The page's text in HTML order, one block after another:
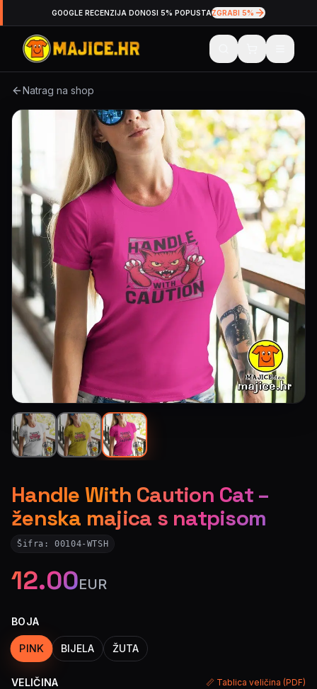
GOOGLE RECENZIJA DONOSI 5% POPUSTAZGRABI 5%
Natrag na shop
Handle With Caution Cat –
ženska majica s natpisom
Šifra:00104-WTSH
12.00EUR
BOJA
PINK BIJELA ŽUTA
VELIČINA 📏 Tablica veličina (PDF)